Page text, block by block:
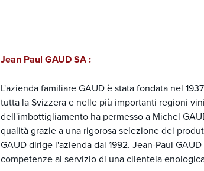
Jean Paul GAUD SA :
L'azienda familiare GAUD è stata fondata nel
tutta la Svizzera e nelle più importanti regioni
dell'imbottigliamento ha permesso a Michel
qualità grazie a una rigorosa selezione dei
GAUD dirige l'azienda dal 1992. Jean-Paul
competenze al servizio di una clientela